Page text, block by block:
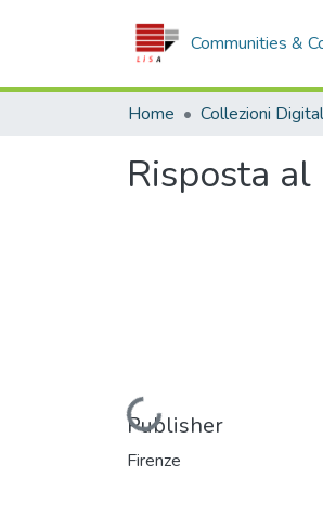
Communities &
Home
Risposta
Loading...
Publisher
Firenze